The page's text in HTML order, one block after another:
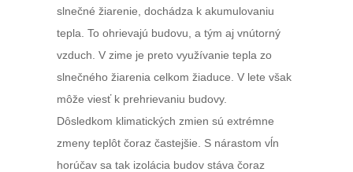
slnečné žiarenie, dochádza k akumulovaniu
tepla. To ohrievajú budovu, a tým aj vnútorný
vzduch. V zime je preto využívanie tepla zo
slnečného žiarenia celkom žiaduce. V lete však
môže viesť k prehrievaniu budovy.
Dôsledkom klimatických zmien sú extrémne
zmeny teplôt čoraz častejšie. S nárastom vĺn
horúčav sa tak izolácia budov stáva čoraz